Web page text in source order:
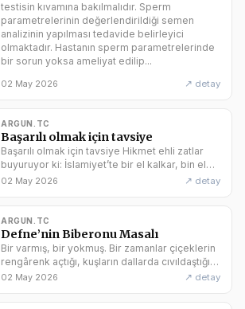
testisin kıvamına bakılmalıdır. Sperm
parametrelerinin değerlendirildiği semen
analizinin yapılması tedavide belirleyici
olmaktadır. Hastanın sperm parametrelerinde
bir sorun yoksa ameliyat edilip...
02 May 2026 ↗ detay
ARGUN.TC
Başarılı olmak için tavsiye
Başarılı olmak için tavsiye Hikmet ehli zatlar
buyuruyor ki: İslamiyet’te bir el kalkar, bin el
oturur, iki el yoktur. Yani bir kişi son kararı
Başarı ancak, bir cemiyette herkesin âmire
itaat etmesiyle...
02 May 2026 ↗ detay
ARGUN.TC
Defne’nin Biberonu Masalı
Bir varmış, bir yokmuş. Bir zamanlar çiçeklerin
rengârenk açtığı, kuşların dallarda cıvıldaştığı
güzel bir köyde, Defne adında küçük bir kız
02 May 2026 ↗ detay